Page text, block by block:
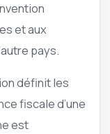
et aux
pays.
définit les
fiscale d’une
est